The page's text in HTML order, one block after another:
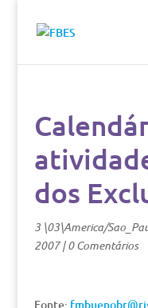
dos
3 \03\America/
2007|0 Comentários
Fonte: